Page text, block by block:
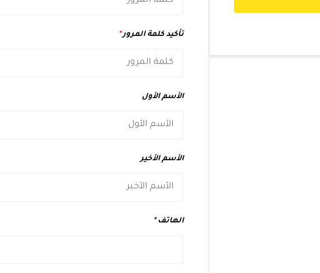
تأكيد كلمة المرور*
الأسم الأول
الأسم الأخير
الهاتف